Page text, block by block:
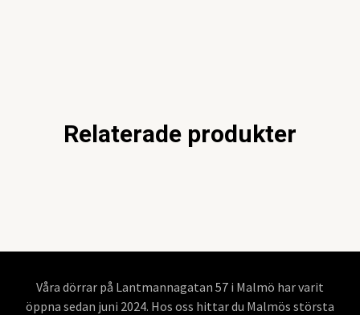
Relaterade produkter
Våra dörrar på Lantmannagatan 57 i Malmö har varit
öppna sedan juni 2024. Hos oss hittar du Malmös största